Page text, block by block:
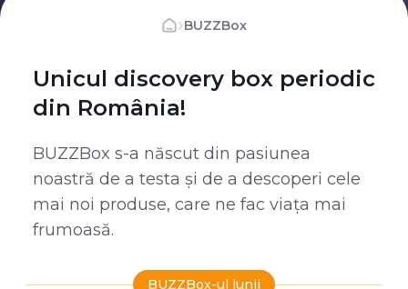
›BUZZBox
Unicul discovery box periodic
din România!
BUZZBox s-a născut din pasiunea
noastră de a testa și de a descoperi cele
mai noi produse, care ne fac viața mai
frumoasă.
BUZZBox-ul lunii